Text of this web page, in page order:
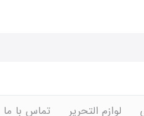
لوازم التحریر تماس با ما